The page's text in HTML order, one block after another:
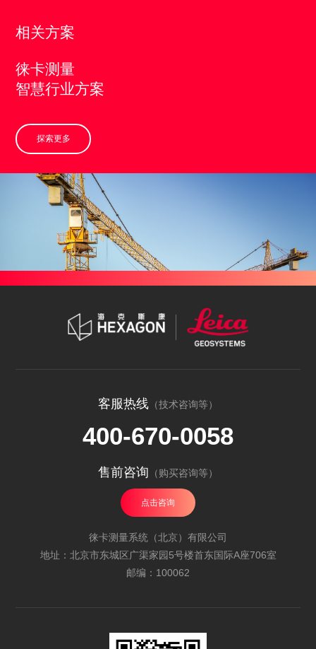
相关方案
徕卡测量
智慧行业方案
探索更多
客服热线 （技术咨询等）
400-670-0058
售前咨询 （购买咨询等）
点击咨询
徕卡测量系统（北京）有限公司
地址：北京市东城区广渠家园5号楼首东国际A座706室
邮编：100062